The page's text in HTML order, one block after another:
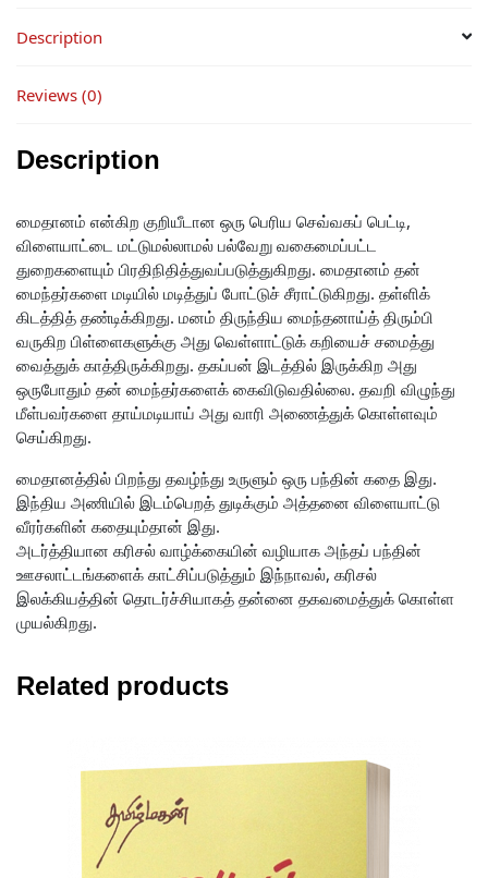
Description
Reviews (0)
Description
மைதானம் என்கிற குறியீடான ஒரு பெரிய செவ்வகப் பெட்டி,
விளையாட்டை மட்டுமல்லாமல் பல்வேறு வகைமைப்பட்ட
துறைகளையும் பிரதிநிதித்துவப்படுத்துகிறது. மைதானம் தன்
மைந்தர்களை மடியில் மடித்துப் போட்டுச் சீராட்டுகிறது. தள்ளிக்
கிடத்தித் தண்டிக்கிறது. மனம் திருந்திய மைந்தனாய்த் திரும்பி
வருகிற பிள்ளைகளுக்கு அது வெள்ளாட்டுக் கறியைச் சமைத்து
வைத்துக் காத்திருக்கிறது. தகப்பன் இடத்தில் இருக்கிற அது
ஒருபோதும் தன் மைந்தர்களைக் கைவிடுவதில்லை. தவறி விழுந்து
மீள்பவர்களை தாய்மடியாய் அது வாரி அணைத்துக் கொள்ளவும்
செய்கிறது.
மைதானத்தில் பிறந்து தவழ்ந்து உருளும் ஒரு பந்தின் கதை இது.
இந்திய அணியில் இடம்பெறத் துடிக்கும் அத்தனை விளையாட்டு
வீரர்களின் கதையும்தான் இது.
அடர்த்தியான கரிசல் வாழ்க்கையின் வழியாக அந்தப் பந்தின்
ஊசலாட்டங்களைக் காட்சிப்படுத்தும் இந்நாவல், கரிசல்
இலக்கியத்தின் தொடர்ச்சியாகத் தன்னை தகவமைத்துக் கொள்ள
முயல்கிறது.
Related products